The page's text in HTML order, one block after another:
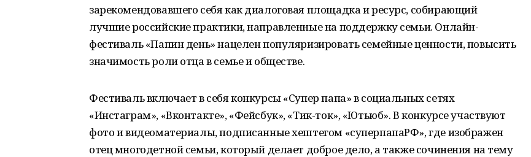
зарекомендовавшего себя как диалоговая площадка и ресурс, собирающий
лучшие российские практики, направленные на поддержку семьи. Онлайн-
фестиваль «Папин день» нацелен популяризировать семейные ценности, повысить
значимость роли отца в семье и обществе.
Фестиваль включает в себя конкурсы «Супер папа» в социальных сетях
«Инстаграм», «Вконтакте», «Фейсбук», «Тик-ток», «Ютьюб». В конкурсе участвуют
фото и видеоматериалы, подписанные хештегом «суперпапаРФ», где изображен
отец многодетной семьи, который делает доброе дело, а также сочинения на тему